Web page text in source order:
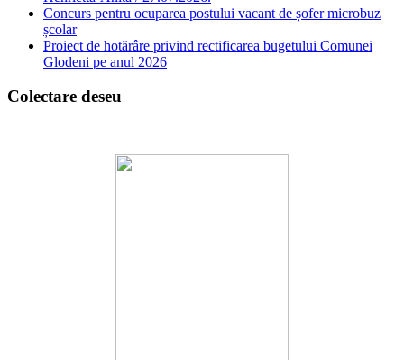
Concurs pentru ocuparea postului vacant de șofer microbuz
școlar
Proiect de hotărâre privind rectificarea bugetului Comunei
Glodeni pe anul 2026
Colectare deseu